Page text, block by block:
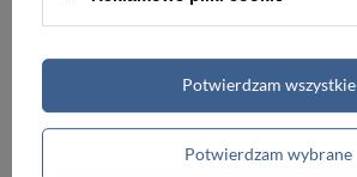
Potwierdzam wybrane
Potwierdzam wszystkie